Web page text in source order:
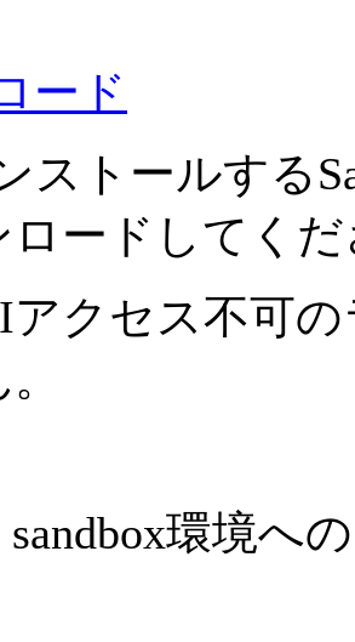
ストールする
ロードしてく
アクセス不可
環境へ